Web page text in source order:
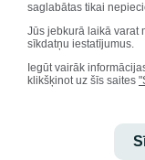
saglabātas tikai
Jūs jebkurā laikā varat
sīkdatņu iestatījumus.
Iegūt vairāk
klikšķinot uz šīs saites
stunda (pusd.9.-
stunda